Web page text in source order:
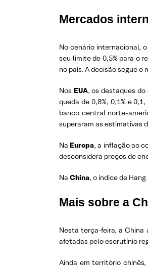
Mercados
No cenário internacional,
seu limite de 0,5% para o
no país. A decisão segue
Nos EUA, os destaques do
queda de 0,8%, 0,1% e
banco central norte-
superaram as estimativas
Na Europa, a inflação ao
desconsidera preços de
Na China, o índice de
Mais sobre a
Nesta terça-feira, a China
afetadas pelo escrutínio
Ainda em território